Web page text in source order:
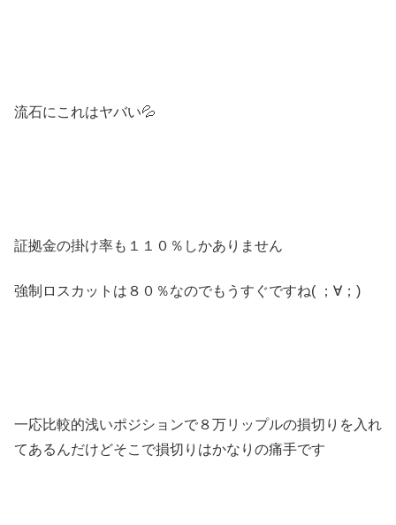
流石にこれはヤバい💦
証拠金の掛け率も１１０％しかありません
強制ロスカットは８０％なのでもうすぐですね( ；∀；)
一応比較的浅いポジションで８万リップルの損切りを入れ
てあるんだけどそこで損切りはかなりの痛手です